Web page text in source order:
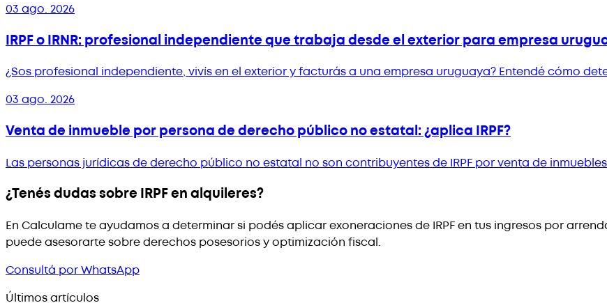
03 ago. 2026
IRPF o IRNR: profesional independiente que trabaja desde el exterior para empresa
¿Sos profesional independiente, vivís en el exterior y facturás a una empresa uruguaya? Entendé cómo
03 ago. 2026
Venta de inmueble por persona de derecho público no estatal: ¿aplica IRPF?
Las personas jurídicas de derecho público no estatal no son contribuyentes de IRPF por venta de
¿Tenés dudas sobre IRPF en alquileres?
En Calculame te ayudamos a determinar si podés aplicar exoneraciones de IRPF en tus ingresos por
puede asesorarte sobre derechos posesorios y optimización fiscal.
Consultá por WhatsApp
Últimos artículos